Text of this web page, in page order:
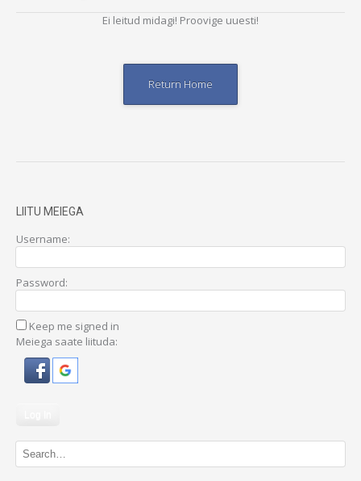
Ei leitud midagi! Proovige uuesti!
Return Home
LIITU MEIEGA
Username:
Password:
Keep me signed in
Meiega saate liituda: